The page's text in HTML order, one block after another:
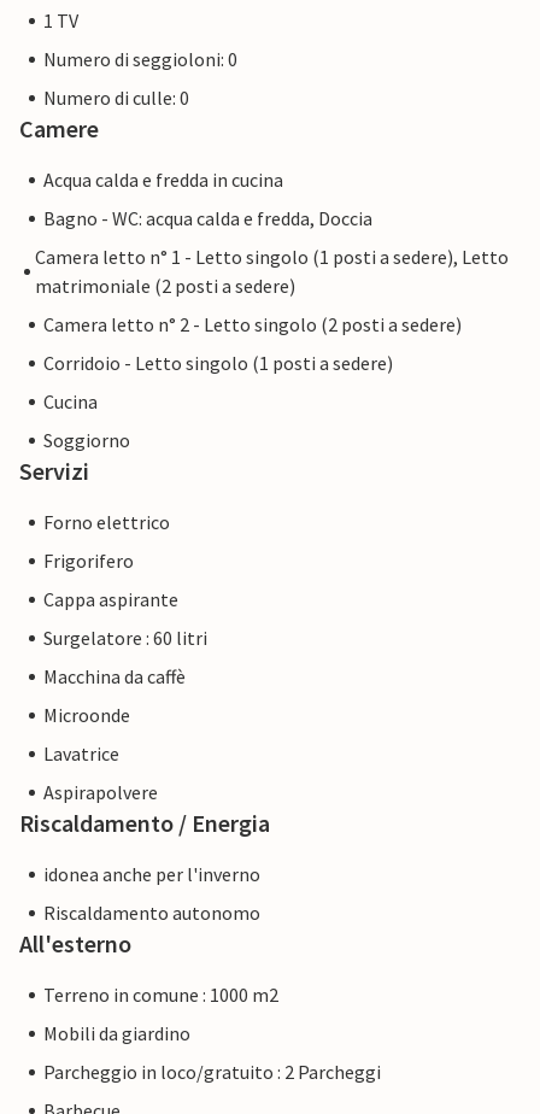
1 TV
Numero di seggioloni: 0
Numero di culle: 0
Camere
Acqua calda e fredda in cucina
Bagno - WC: acqua calda e fredda, Doccia
Camera letto n° 1 - Letto singolo (1 posti a sedere), Letto
matrimoniale (2 posti a sedere)
Camera letto n° 2 - Letto singolo (2 posti a sedere)
Corridoio - Letto singolo (1 posti a sedere)
Cucina
Soggiorno
Servizi
Forno elettrico
Frigorifero
Cappa aspirante
Surgelatore : 60 litri
Macchina da caffè
Microonde
Lavatrice
Aspirapolvere
Riscaldamento / Energia
idonea anche per l'inverno
Riscaldamento autonomo
All'esterno
Terreno in comune : 1000 m2
Mobili da giardino
Parcheggio in loco/gratuito : 2 Parcheggi